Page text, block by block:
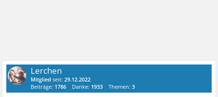
Lerchen
Mitglied seit:29.12.2022
Beiträge: 1786 Danke: 1933 Themen:3